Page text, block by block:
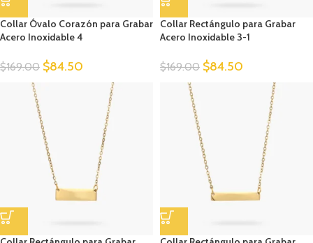
Collar Óvalo Corazón para Grabar
Acero Inoxidable 4
$169.00 $84.50
Collar Rectángulo para Grabar
Acero Inoxidable 3-1
$169.00 $84.50